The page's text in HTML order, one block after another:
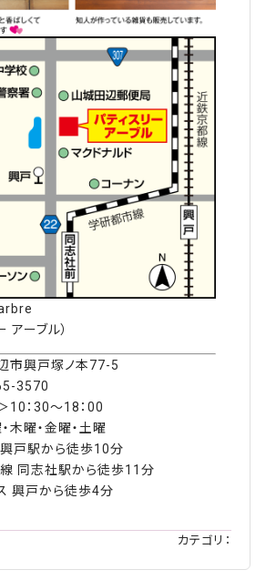
アーブル）
市興戸塚ノ本77-5
3570
10：30～18：00
木曜・金曜・土曜
戸駅から徒歩10分
同志社駅から徒歩11分
興戸から徒歩4分
カテゴリ：